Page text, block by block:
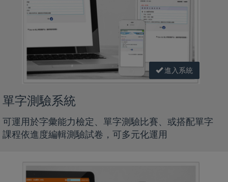
進入系統
單字測驗系統
可運用於字彙能力檢定、單字測驗比賽、或搭配單字
課程依進度編輯測驗試卷，可多元化運用